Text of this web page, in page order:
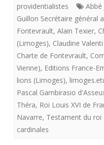
Messes
”
Louis
XVI”
célébrées
à
Limoges
providentialistes
Abbé
Guillon Secrétaire général
Fontevrault, Alain Texier,
(Limoges), Claudine
Charte de Fontevrault,
Vienne), Editions France-
lions (Limoges),
Pascal Gambirasio
Théra, Roi Louis XVI de
Navarre, Testament du roi
cardinales